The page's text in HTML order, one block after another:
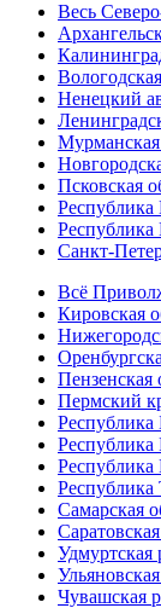
Весь
Ненецкий
Мурманская
Псковская
Республика
Санкт-
Всё
Кировская
Пензенская
Пермский
Республика
Республика
Самарская
Удмуртская
Чувашская